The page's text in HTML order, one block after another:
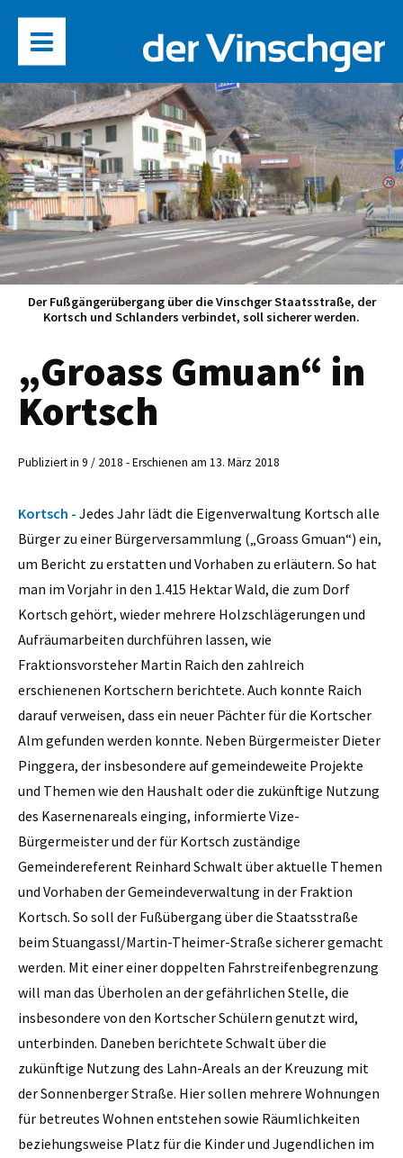
Der Fußgängerübergang über die Vinschger Staatsstraße, der
Kortsch und Schlanders verbindet, soll sicherer werden.
„Groass Gmuan“ in
Kortsch
Publiziert in 9 / 2018 - Erschienen am 13. März 2018
Kortsch - Jedes Jahr lädt die Eigenverwaltung Kortsch alle
Bürger zu einer Bürgerversammlung („Groass Gmuan“) ein,
um Bericht zu erstatten und Vorhaben zu erläutern. So hat
man im Vorjahr in den 1.415 Hektar Wald, die zum Dorf
Kortsch gehört, wieder mehrere Holzschlägerungen und
Aufräumarbeiten durchführen lassen, wie
Fraktionsvorsteher Martin Raich den zahlreich
erschienenen Kortschern berichtete. Auch konnte Raich
darauf verweisen, dass ein neuer Pächter für die Kortscher
Alm gefunden werden konnte. Neben Bürgermeister Dieter
Pinggera, der insbesondere auf gemeindeweite Projekte
und Themen wie den Haushalt oder die zukünftige Nutzung
des Kasernenareals einging, informierte Vize-
Bürgermeister und der für Kortsch zuständige
Gemeindereferent Reinhard Schwalt über aktuelle Themen
und Vorhaben der Gemeindeverwaltung in der Fraktion
Kortsch. So soll der Fußübergang über die Staatsstraße
beim Stuangassl/Martin-Theimer-Straße sicherer gemacht
werden. Mit einer einer doppelten Fahrstreifenbegrenzung
will man das Überholen an der gefährlichen Stelle, die
insbesondere von den Kortscher Schülern genutzt wird,
unterbinden. Daneben berichtete Schwalt über die
zukünftige Nutzung des Lahn-Areals an der Kreuzung mit
der Sonnenberger Straße. Hier sollen mehrere Wohnungen
für betreutes Wohnen entstehen sowie Räumlichkeiten
beziehungsweise Platz für die Kinder und Jugendlichen im